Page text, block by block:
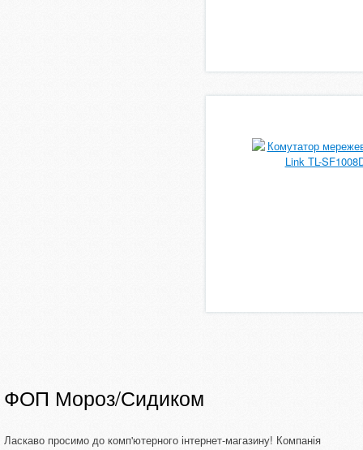
ФОП Мороз/Сидиком
Ласкаво просимо до комп'ютерного інтернет-магазину! Компанія